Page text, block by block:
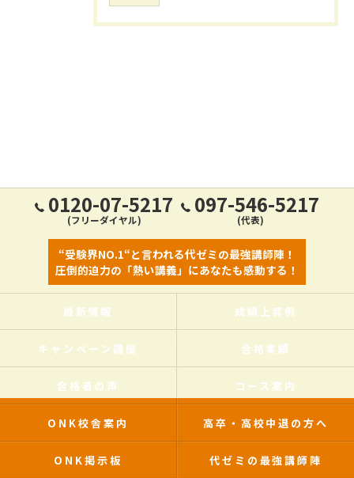
0120-07-5217
(フリーダイヤル)
097-546-5217
(代表)
“受験界NO.1“と言われる代ゼミの最強講師陣！
圧倒的迫力の「熱い講義」にあなたも感動する！
最新情報 成績上昇例
キャンペーン講座 合格実績
合格者の声 コース案内
ONK校舎案内 高卒・高校中退の方へ
ONK掲示板 代ゼミの最強講師陣